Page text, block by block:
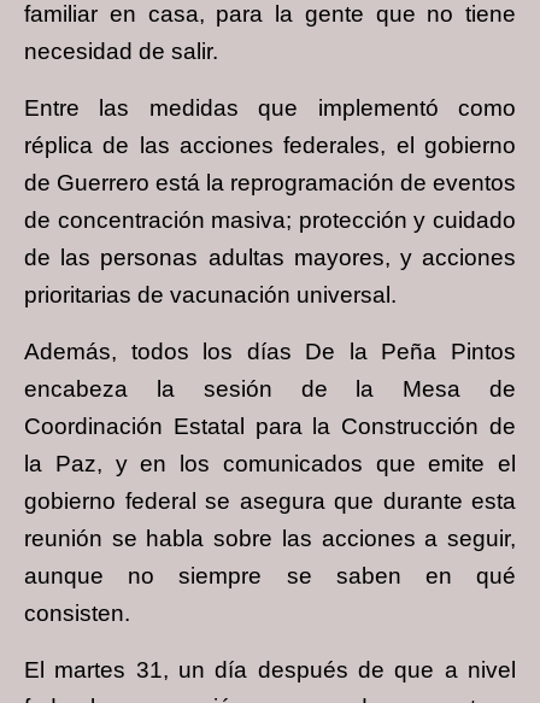
familiar en casa, para la gente que no tiene
necesidad de salir.
Entre las medidas que implementó como
réplica de las acciones federales, el gobierno
de Guerrero está la reprogramación de eventos
de concentración masiva; protección y cuidado
de las personas adultas mayores, y acciones
prioritarias de vacunación universal.
Además, todos los días De la Peña Pintos
encabeza la sesión de la Mesa de
Coordinación Estatal para la Construcción de
la Paz, y en los comunicados que emite el
gobierno federal se asegura que durante esta
reunión se habla sobre las acciones a seguir,
aunque no siempre se saben en qué
consisten.
El martes 31, un día después de que a nivel